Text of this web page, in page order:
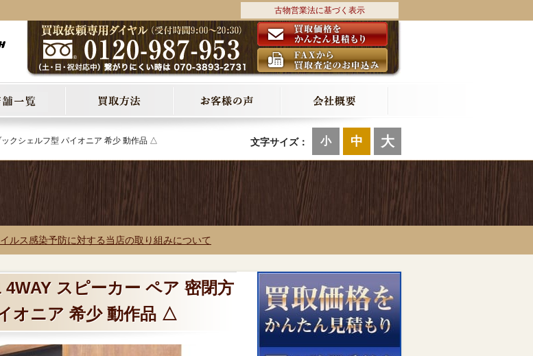
古物営業法に基づく表示
文字サイズ： 小 中 大
クシェルフ型 パイオニア 希少 動作品 △
イルス感染予防に対する当店の取り組みについて
スピーカー ペア 密閉方
オニア 希少 動作品 △